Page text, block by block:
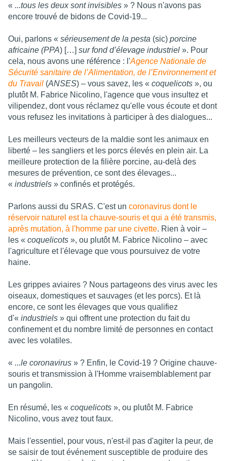
« ...tous les deux sont invisibles » ? Nous n'avons pas
encore trouvé de bidons de Covid-19...
Oui, parlons « sérieusement de la pesta (sic) porcine
africaine (PPA) […] sur fond d’élevage industriel ». Pour
cela, nous avons une référence : l'Agence Nationale de
Sécurité sanitaire de l’Alimentation, de l’Environnement et
du Travail (ANSES) – vous savez, les « coquelicots », ou
plutôt M. Fabrice Nicolino, l'agence que vous insultez et
vilipendez, dont vous réclamez qu'elle vous écoute et dont
vous refusez les invitations à participer à des dialogues...
Les meilleurs vecteurs de la maldie sont les animaux en
liberté – les sangliers et les porcs élevés en plein air. La
meilleure protection de la filière porcine, au-delà des
mesures de prévention, ce sont des élevages...
« industriels » confinés et protégés.
Parlons aussi du SRAS. C'est un coronavirus dont le
réservoir naturel est la chauve-souris et qui a été transmis,
après mutation, à l'homme par une civette. Rien à voir –
les « coquelicots », ou plutôt M. Fabrice Nicolino – avec
l'agriculture et l'élevage que vous poursuivez de votre
haine.
Les grippes aviaires ? Nous partageons des virus avec les
oiseaux, domestiques et sauvages (et les porcs). Et là
encore, ce sont les élevages que vous qualifiez
d'« industriels » qui offrent une protection du fait du
confinement et du nombre limité de personnes en contact
avec les volatiles.
« ...le coronavirus » ? Enfin, le Covid-19 ? Origine chauve-
souris et transmission à l'Homme vraisemblablement par
un pangolin.
En résumé, les « coquelicots », ou plutôt M. Fabrice
Nicolino, vous avez tout faux.
Mais l'essentiel, pour vous, n'est-il pas d'agiter la peur, de
se saisir de tout événement susceptible de produire des